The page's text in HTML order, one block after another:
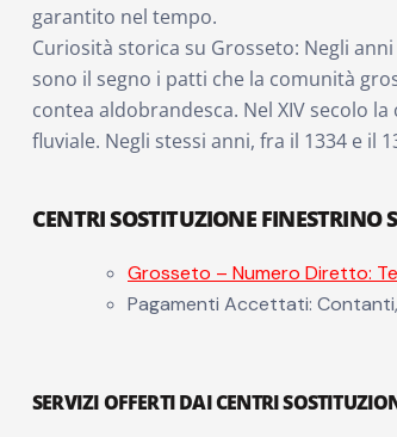
garantito nel tempo.
Curiosità storica su Grosseto: Negli
sono il segno i patti che la comunità
contea aldobrandesca. Nel XIV secolo
fluviale. Negli stessi anni, fra il 1334 e
CENTRI SOSTITUZIONE FINESTRINO
Grosseto – Numero Diretto:
Pagamenti Accettati:
SERVIZI OFFERTI DAI CENTRI